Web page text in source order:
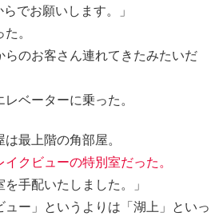
らでお願いします。」
。
らのお客さん連れてきたみたいだ
ベーターに乗った。
最上階の角部屋。
クビューの特別室だった。
を手配いたしました。」
ュー」というよりは「湖上」といっ